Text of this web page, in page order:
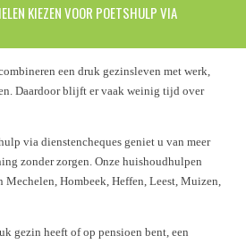
KIEZEN VOOR POETSHULP VIA
een druk gezinsleven met werk,
Daardoor blijft er vaak weinig tijd over
via dienstencheques geniet u van meer
zonder zorgen. Onze huishoudhulpen
Hombeek, Heffen, Leest, Muizen,
gezin heeft of op pensioen bent, een